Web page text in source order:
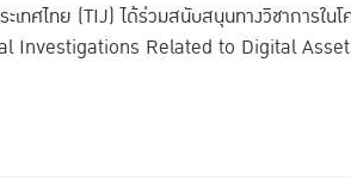
เทศไทย (TIJ) ได้ร่วมสนับสนุนทางวิชาการใ
Investigations Related to Digital